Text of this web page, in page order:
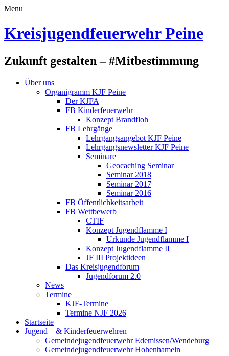
Menu
Kreisjugendfeuerwehr Peine
Zukunft gestalten – #Mitbestimmung
Über uns
Organigramm KJF Peine
Der KJFA
FB Kinderfeuerwehr
Konzept Brandfloh
FB Lehrgänge
Lehrgangsangebot KJF Peine
Lehrgangsnewsletter KJF Peine
Seminare
Geocaching Seminar
Seminar 2018
Seminar 2017
Seminar 2016
FB Öffentlichkeitsarbeit
FB Wettbewerb
CTIF
Konzept Jugendflamme I
Urkunde Jugendflamme I
Konzept Jugendflamme II
JF III Projektideen
Das Kreisjugendforum
Jugendforum 2.0
News
Termine
KJF-Termine
Termine NJF 2026
Startseite
Jugend – & Kinderfeuerwehren
Gemeindejugendfeuerwehr Edemissen/Wendeburg
Gemeindejugendfeuerwehr Hohenhameln